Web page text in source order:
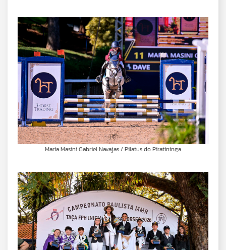
Maria Masini Gabriel Navajas / Pilatus do Piratininga